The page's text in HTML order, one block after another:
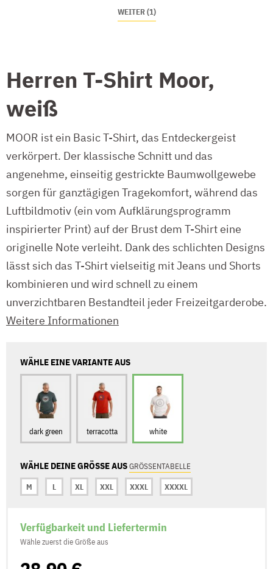
WEITER (1)
Herren T-Shirt Moor,
weiß
MOOR ist ein Basic T-Shirt, das Entdeckergeist
verkörpert. Der klassische Schnitt und das
angenehme, einseitig gestrickte Baumwollgewebe
sorgen für ganztägigen Tragekomfort, während das
Luftbildmotiv (ein vom Aufklärungsprogramm
inspirierter Print) auf der Brust dem T-Shirt eine
originelle Note verleiht. Dank des schlichten Designs
lässt sich das T-Shirt vielseitig mit Jeans und Shorts
kombinieren und wird schnell zu einem
unverzichtbaren Bestandteil jeder Freizeitgarderobe.
Weitere Informationen
WÄHLE EINE VARIANTE AUS
dark green terracotta white
WÄHLE DEINE GRÖSSE AUSGRÖSSENTABELLE
M
L XL XXL XXXL XXXXL
Verfügbarkeit und Liefertermin
Wähle zuerst die Größe aus